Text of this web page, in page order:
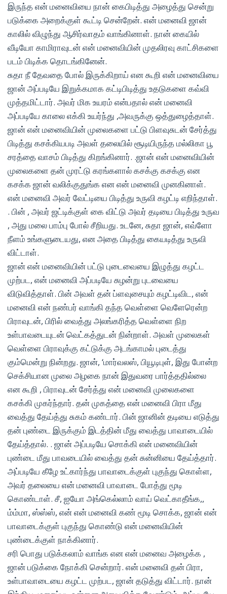
இருந்த என் மனைவியை நான் கைபிடித்து அழைத்து சென்று
படுக்கை அறைக்குள் கூட்டி சென்றேன். என் மனைவி ஜான்
காலில் விழுந்து ஆசிர்வாதம் வாங்கினாள். நான் கையில்
வீடியோ காமிராவுடன் என் மனைவியின் முதலிரவு காட்சிகளை
படம் பிடிக்க தொடங்கினேன்.
சுதா நீ தேவதை போல் இருக்கிறாய் என கூறி என் மனைவியை
ஜான் அப்படியே இறுக்கமாக கட்டிபிடித்து உதடுகளை கவ்வி
முத்தமிட்டார். அவர் மிக உயரம் என்பதால் என் மனைவி
அப்படியே காலை எக்கி உயர்ந்து ,அவருக்கு ஒத்துழைத்தாள்.
ஜான் என் மனைவியின் முலைகளை பட்டு பிளவுசுடன் சேர்த்து
பிடித்து கசக்கியபடி அவள் தலையில் சூடியிருந்த மல்லிகா பூ
சரத்தை வாசம் பிடித்து கிறங்கினார். .ஜான் என் மனைவியின்
முலைகளை தன் முரட்டு கரங்களால் கசக்கு கசக்கு என
கசக்க ஜான் வலிக்குதுங்க என என் மனைவி முனகினாள்.
என் மனைவி அவர் வேட்டியை பிடித்து உருவி கழட்டி எறிந்தாள்.
. பின் , அவர் ஜட்டிக்குள் கை விட்டு அவர் தடியை பிடித்து உருவ
, அது மலை பாம்பு போல் சீறியது. உடனே, சுதா ஜான், எவ்ளோ
நீளம் உங்களுடையது, என அதை பிடித்து கையடித்து உருவி
விட்டாள்.
ஜான் என் மனைவியின் பட்டு புடைவையை இழுத்து கழட்ட
முற்பட, என் மனைவி அப்படியே சுழன்று புடவையை
விடுவித்தாள். பின் அவள் தன் ப்ளவுசையும் கழட்டிவிட, என்
மனைவி என் நண்பர் வாங்கி தந்த வெள்ளை வெளேரென்ற
பிராவுடன், பிரில் வைத்து அலங்கரித்த வெள்ளை நிற
உள்பாவடையுடன் வெட்கத்துடன் நின்றாள். அவள் முலைகள்
வெள்ளை பிராவுக்கு கட்டுக்கு அடங்காமல் புடைத்து
கும்மென்று நின்றது. ஜான், ‘மார்வலஸ், பியூடிபுள், இது போன்ற
செக்சியான முலை அழகை நான் இதுவரை பார்த்ததில்லை
என கூறி , பிராவுடன் சேர்த்து என் மனைவி முலைகளை
கசக்கி முகர்ந்தார். தன் முகத்தை என் மனைவி பிரா மீது
வைத்து தேய்த்து சுகம் கண்டார். பின் ஜானின் தடியை எடுத்து
தன் புண்டை இருக்கும் இடத்தின் மீது வைத்து பாவாடையில்
தேய்த்தால். . ஜான் அப்படியே சொக்கி என் மனைவியின்
புண்டை மீது பாவடையில் வைத்து தன் சுன்னியை தேய்த்தார்.
அப்படியே கீழே உட்கார்ந்து பாவாடைக்குள் புகுந்து கொள்ள,
அவர் தலையை என் மனைவி பாவாடை போத்து மூடி
கொண்டாள். சீ, ஐயோ அங்கெல்லாம் வாய் வெட்காதீங்க,,
ம்ம்மா, ஸ்ஸ்ஸ், என் என் மனைவி கண் மூடி சொக்க, ஜான் என்
பாவாடைக்குள் புகுந்து கொண்டு என் மனைவியின்
புண்டைக்குள் நாக்கினார்.
சரி பொது படுக்கலாம் வாங்க என என் மனைவ அழைக்க ,
ஜான் படுக்கை நோக்கி சென்றார். என் மனைவி தன் பிரா,
உள்பாவாடையை கழட்ட முற்பட, ஜான் தடுத்து விட்டார். நான்